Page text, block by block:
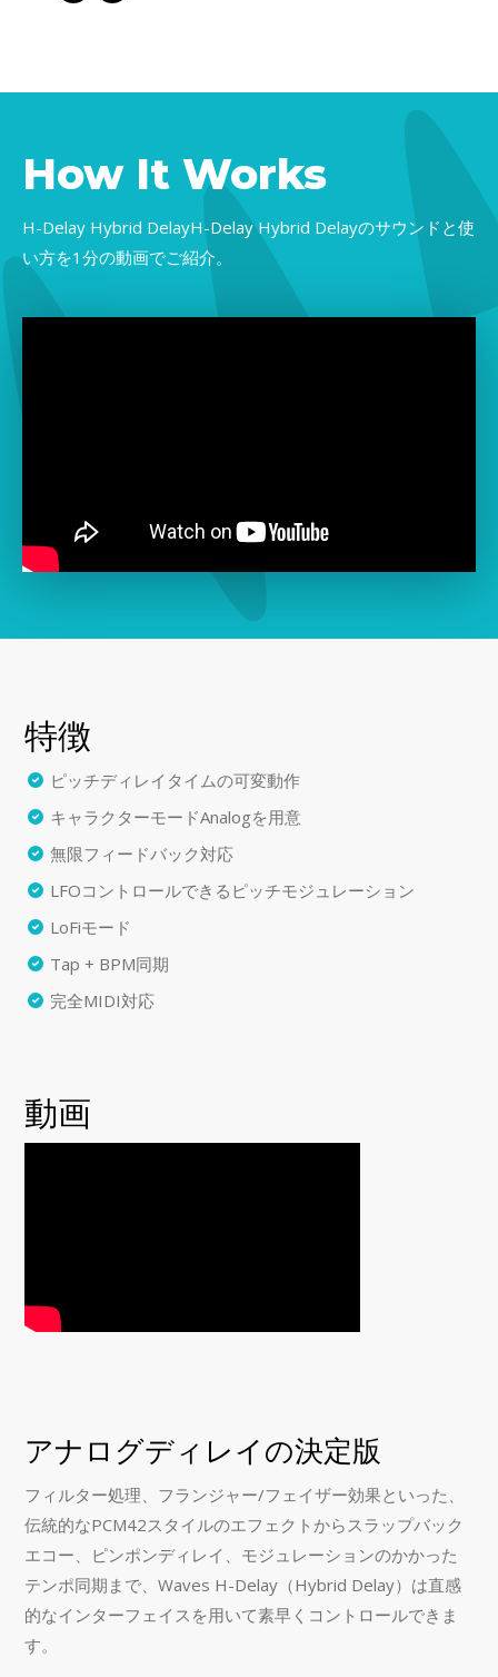
How It Works
H-Delay Hybrid DelayH-Delay Hybrid Delayのサウンドと使
い方を1分の動画でご紹介。
特徴
ピッチディレイタイムの可変動作
キャラクターモードAnalogを用意
無限フィードバック対応
LFOコントロールできるピッチモジュレーション
LoFiモード
Tap + BPM同期
完全MIDI対応
動画
アナログディレイの決定版
フィルター処理、フランジャー/フェイザー効果といった、
伝統的なPCM42スタイルのエフェクトからスラップバック
エコー、ピンポンディレイ、モジュレーションのかかった
テンポ同期まで、Waves H-Delay（Hybrid Delay）は直感
的なインターフェイスを用いて素早くコントロールできま
す。